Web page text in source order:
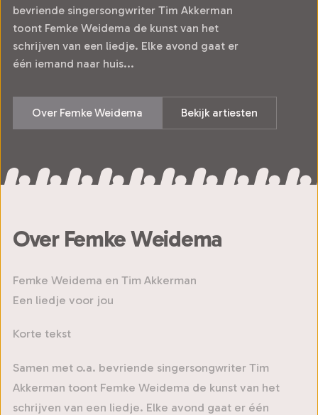
bevriende singersongwriter Tim Akkerman
toont Femke Weidema de kunst van het
schrijven van een liedje. Elke avond gaat er
één iemand naar huis...
Over Femke Weidema Bekijk artiesten
Over Femke Weidema
Femke Weidema en Tim Akkerman
Een liedje voor jou
Korte tekst
Samen met o.a. bevriende singersongwriter Tim
Akkerman toont Femke Weidema de kunst van het
schrijven van een liedje. Elke avond gaat er één